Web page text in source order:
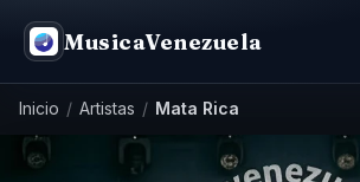
MusicaVenezuela
Inicio / Artistas / Mata Rica